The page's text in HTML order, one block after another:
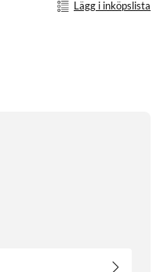
Lägg i inköpslista